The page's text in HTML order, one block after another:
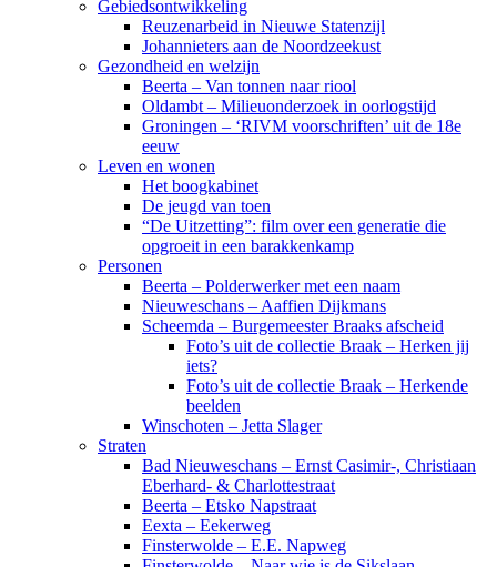
Gebiedsontwikkeling
Reuzenarbeid in Nieuwe Statenzijl
Johannieters aan de Noordzeekust
Gezondheid en welzijn
Beerta – Van tonnen naar riool
Oldambt – Milieuonderzoek in oorlogstijd
Groningen – ‘RIVM voorschriften’ uit de 18e
eeuw
Leven en wonen
Het boogkabinet
De jeugd van toen
“De Uitzetting”: film over een generatie die
opgroeit in een barakkenkamp
Personen
Beerta – Polderwerker met een naam
Nieuweschans – Aaffien Dijkmans
Scheemda – Burgemeester Braaks afscheid
Foto’s uit de collectie Braak – Herken jij
iets?
Foto’s uit de collectie Braak – Herkende
beelden
Winschoten – Jetta Slager
Straten
Bad Nieuweschans – Ernst Casimir-, Christiaan
Eberhard- & Charlottestraat
Beerta – Etsko Napstraat
Eexta – Eekerweg
Finsterwolde – E.E. Napweg